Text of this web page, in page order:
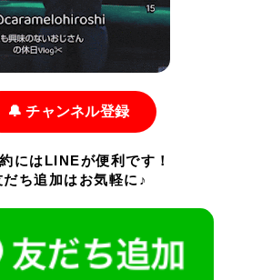
🔔 チャンネル登録
にはLINEが便利です！
だち追加はお気軽に♪